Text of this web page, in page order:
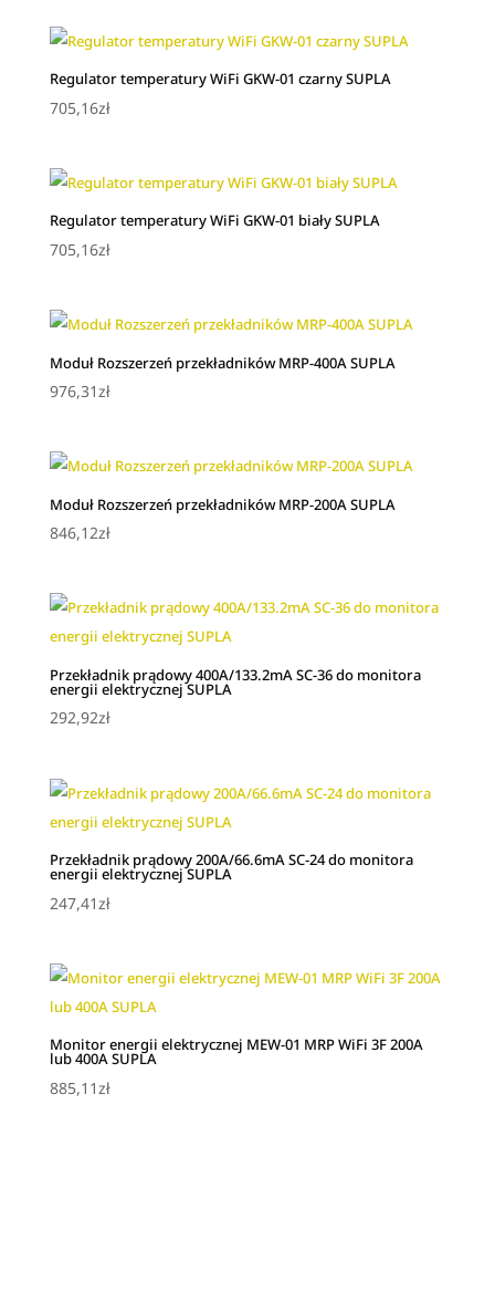
Regulator temperatury WiFi GKW-01 czarny SUPLA
705,16zł
Regulator temperatury WiFi GKW-01 biały SUPLA
705,16zł
Moduł Rozszerzeń przekładników MRP-400A SUPLA
976,31zł
Moduł Rozszerzeń przekładników MRP-200A SUPLA
846,12zł
Przekładnik prądowy 400A/133.2mA SC-36 do monitora
energii elektrycznej SUPLA
292,92zł
Przekładnik prądowy 200A/66.6mA SC-24 do monitora
energii elektrycznej SUPLA
247,41 zł
Monitor energii elektrycznej MEW-01 MRP WiFi 3F 200A
lub 400A SUPLA
885,11zł